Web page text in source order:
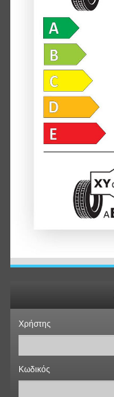
Χρήστης
Κωδικός